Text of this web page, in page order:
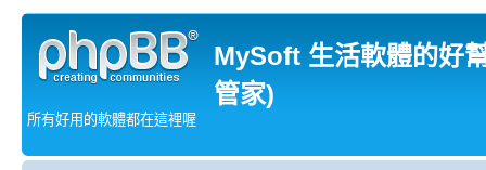
MySoft 生活軟體的好
管家)
所有好用的軟體都在這裡喔